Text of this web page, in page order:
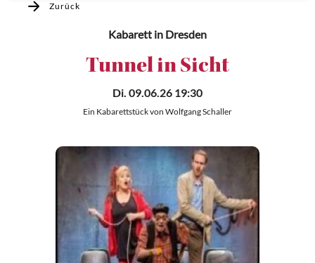
Zurück
Kabarett in Dresden
Tunnel in Sicht
Di. 09.06.26 19:30
Ein Kabarettstück von Wolfgang Schaller